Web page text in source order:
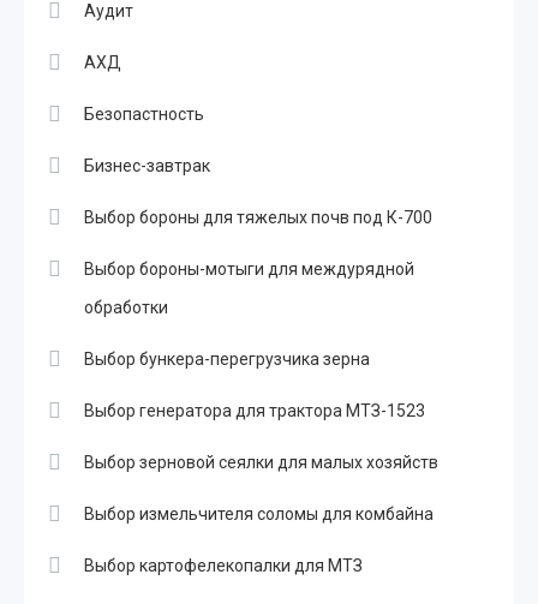
Аудит
АХД
Безопастность
Бизнес-завтрак
Выбор бороны для тяжелых почв под К-700
Выбор бороны-мотыги для междурядной
обработки
Выбор бункера-перегрузчика зерна
Выбор генератора для трактора МТЗ-1523
Выбор зерновой сеялки для малых хозяйств
Выбор измельчителя соломы для комбайна
Выбор картофелекопалки для МТЗ